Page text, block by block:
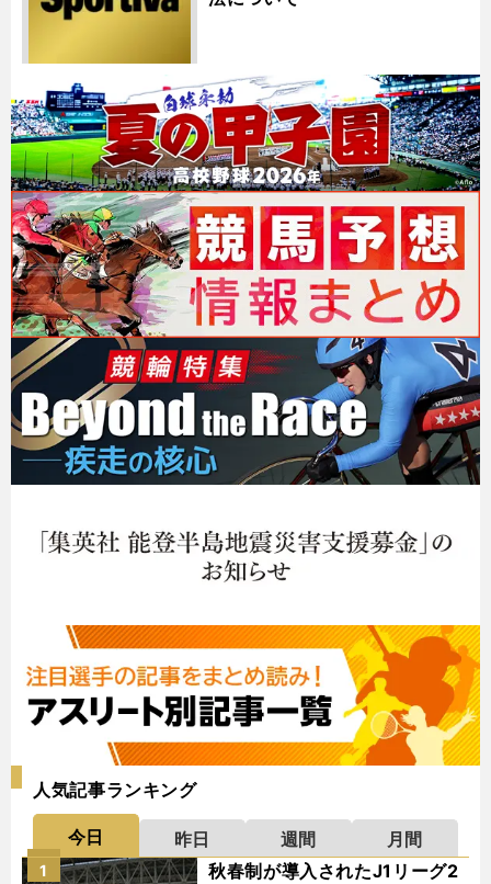
人気記事ランキング
今日 昨日 週間
月間
秋春制が導入されたJ1リーグ2
1